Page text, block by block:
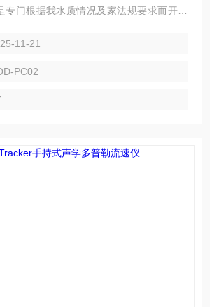
门根据我水质情况及家法规要求而开发
的高档智能消解器使测试过程更加安全可
11-21
PC02